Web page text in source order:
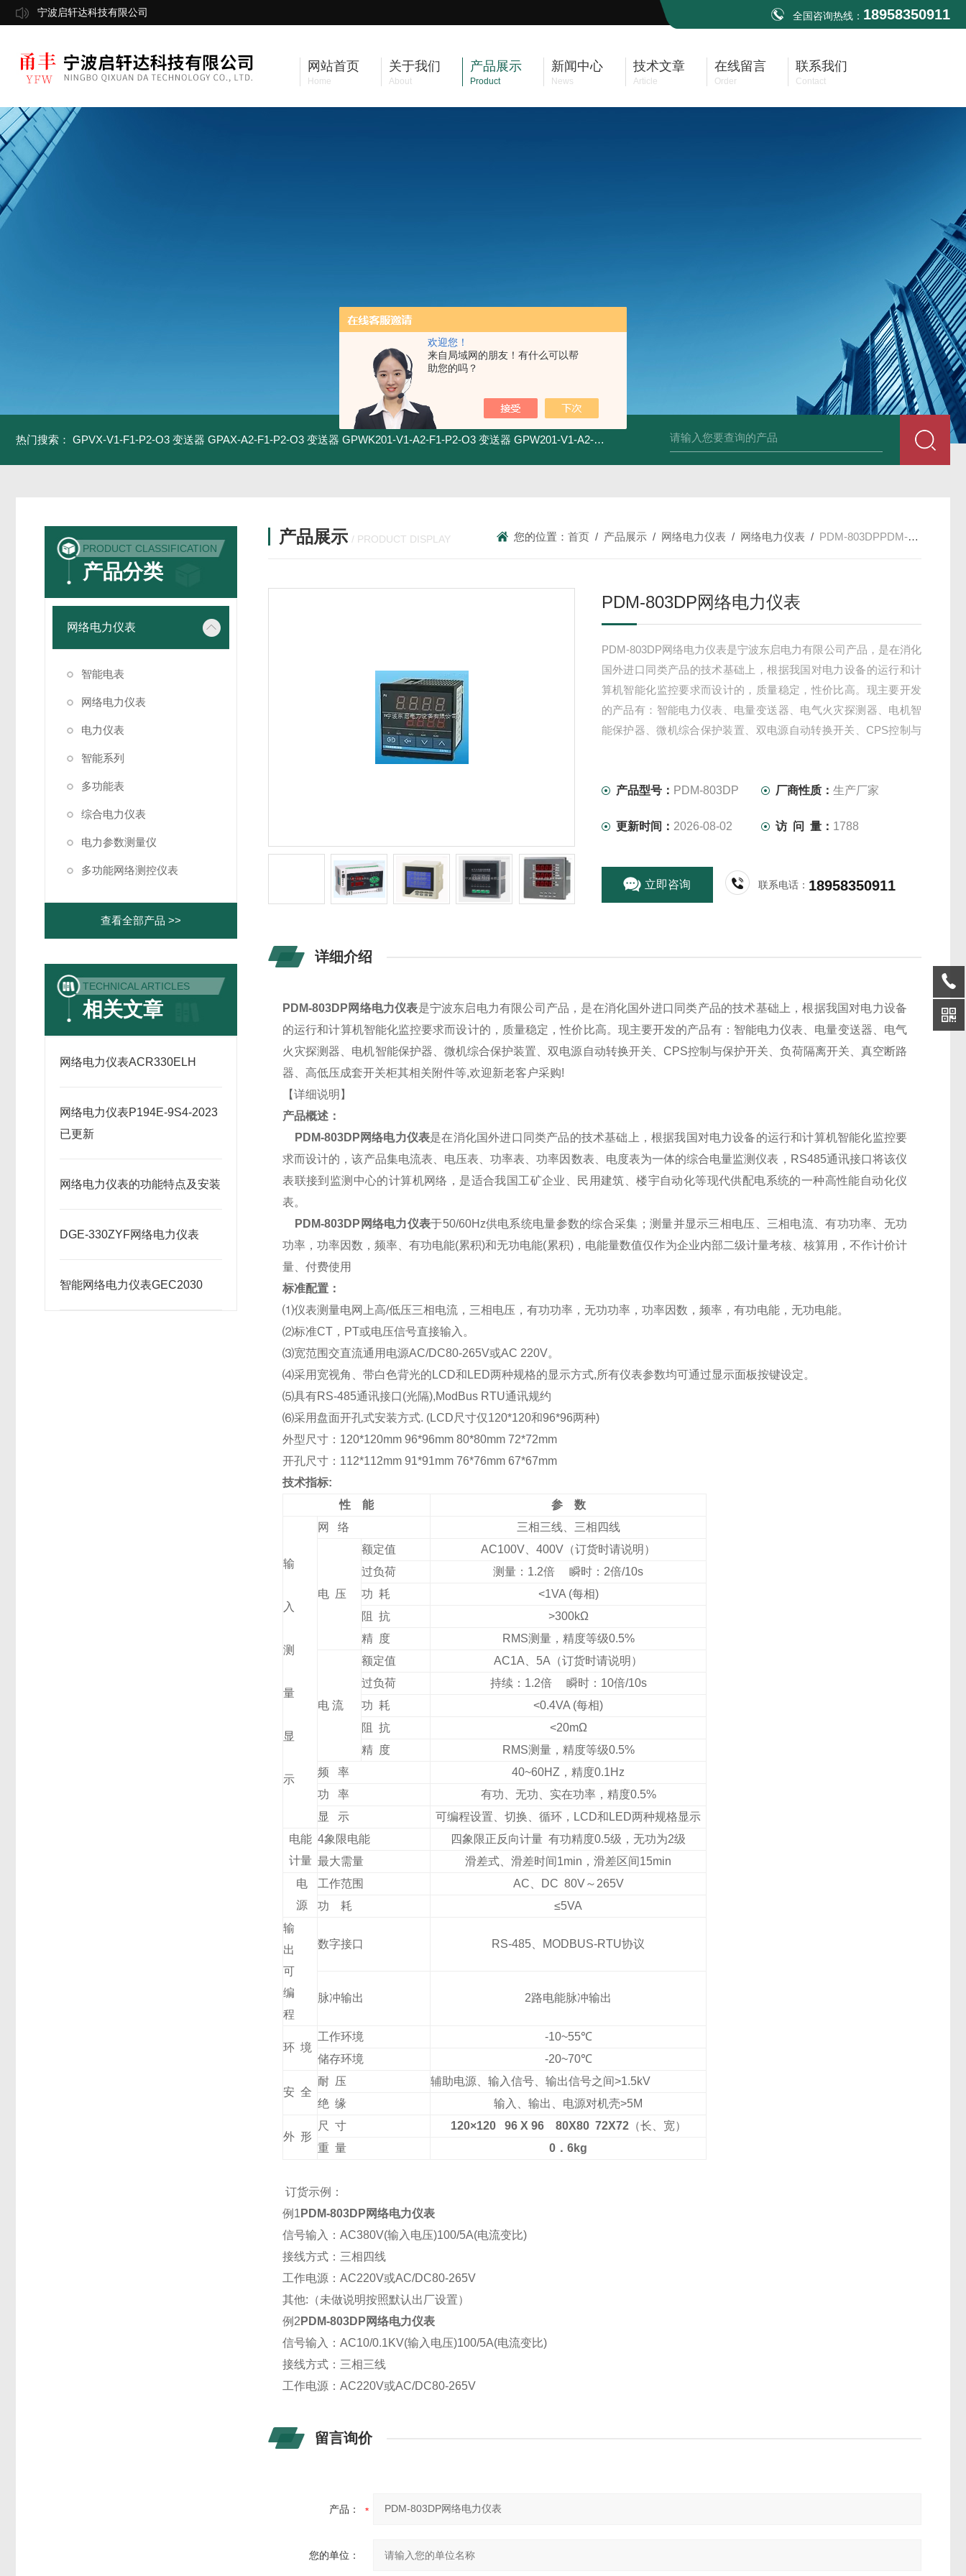
欢迎您！
来自局域网的朋友！有什么可以帮
助您的吗？
宁波启轩达科技有限公司 全国咨询热线： 18958350911
网站首页
Home
关于我们
About
产品展示
Product
新闻中心
News
技术文章
Article
在线留言
Order
联系我们
Contact
热门搜索： GPVX-V1-F1-P2-O3 变送器 GPAX-A2-F1-P2-O3 变送器 GPWK201-V1-A2-F1-P2-O3 变送器 GPW201-V1-A2-F1-P2-O3 变送器 变送器GPV-V1-F1-P2-O3 变送器GPA-A2-F1-P2-O3 变送器
PRODUCT CLASSIFICATION
产品分类
网络电力仪表
智能电表
网络电力仪表
电力仪表
智能系列
多功能表
综合电力仪表
电力参数测量仪
多功能网络测控仪表
查看全部产品 >>
TECHNICAL ARTICLES
相关文章
网络电力仪表ACR330ELH
网络电力仪表P194E-9S4-2023
已更新
网络电力仪表的功能特点及安装
DGE-330ZYF网络电力仪表
智能网络电力仪表GEC2030
产品展示 / PRODUCT DISPLAY 您的位置：首页 / 产品展示 / 网络电力仪表 / 网络电力仪表 / PDM-803DPPDM-803DP网络电力仪表
PDM-803DP网络电力仪表
PDM-803DP网络电力仪表是宁波东启电力有限公司产品，是在消化
国外进口同类产品的技术基础上，根据我国对电力设备的运行和计
算机智能化监控要求而设计的，质量稳定，性价比高。现主要开发
的产品有：智能电力仪表、电量变送器、电气火灾探测器、电机智
能保护器、微机综合保护装置、双电源自动转换开关、CPS控制与
产品型号： PDM-803DP 厂商性质：生产厂家
更新时间： 2026-08-02 访 问 量： 1788
立即咨询 联系电话： 18958350911
详细介绍
PDM-803DP网络电力仪表是宁波东启电力有限公司产品，是在消化国外进口同类产品的技术基础上，根据我国对电力设备
的运行和计算机智能化监控要求而设计的，质量稳定，性价比高。现主要开发的产品有：智能电力仪表、电量变送器、电气
火灾探测器、电机智能保护器、微机综合保护装置、双电源自动转换开关、CPS控制与保护开关、负荷隔离开关、真空断路
器、高低压成套开关柜其相关附件等,欢迎新老客户采购!
【详细说明】
产品概述：
PDM-803DP网络电力仪表是在消化国外进口同类产品的技术基础上，根据我国对电力设备的运行和计算机智能化监控要
求而设计的，该产品集电流表、电压表、功率表、功率因数表、电度表为一体的综合电量监测仪表，RS485通讯接口将该仪
表联接到监测中心的计算机网络，是适合我国工矿企业、民用建筑、楼宇自动化等现代供配电系统的一种高性能自动化仪
表。
PDM-803DP网络电力仪表于50/60Hz供电系统电量参数的综合采集；测量并显示三相电压、三相电流、有功功率、无功
功率，功率因数，频率、有功电能(累积)和无功电能(累积)，电能量数值仅作为企业内部二级计量考核、核算用，不作计价计
量、付费使用
标准配置：
⑴仪表测量电网上高/低压三相电流，三相电压，有功功率，无功功率，功率因数，频率，有功电能，无功电能。
⑵标准CT，PT或电压信号直接输入。
⑶宽范围交直流通用电源AC/DC80-265V或AC 220V。
⑷采用宽视角、带白色背光的LCD和LED两种规格的显示方式,所有仪表参数均可通过显示面板按键设定。
⑸具有RS-485通讯接口(光隔),ModBus RTU通讯规约
⑹采用盘面开孔式安装方式. (LCD尺寸仅120*120和96*96两种)
外型尺寸：120*120mm 96*96mm 80*80mm 72*72mm
开孔尺寸：112*112mm 91*91mm 76*76mm 67*67mm
技术指标:
性 能
参 数
输
入
测
量
显
示
网 络 三相三线、三相四线
电 压
额定值
AC100V、400V（订货时请说明）
过负荷
测量：1.2倍 瞬时：2倍/10s
功 耗
<1VA (每相)
阻 抗
>300kΩ
精 度
RMS测量，精度等级0.5%
电 流
额定值
AC1A、5A（订货时请说明）
过负荷
持续：1.2倍 瞬时：10倍/10s
功 耗
<0.4VA (每相)
阻 抗
<20mΩ
精 度
RMS测量，精度等级0.5%
频 率
40~60HZ，精度0.1Hz
功 率
有功、无功、实在功率，精度0.5%
显 示
可编程设置、切换、循环，LCD和LED两种规格显示
电能
计量
4象限电能
四象限正反向计量 有功精度0.5级，无功为2级
最大需量
滑差式、滑差时间1min，滑差区间15min
电
源
工作范围
AC、DC 80V～265V
功 耗
≤5VA
输
出
可
编
程
数字接口 RS-485、MODBUS-RTU协议
脉冲输出 2路电能脉冲输出
环 境
工作环境 -10~55℃
储存环境
-20~70℃
安 全
耐 压
辅助电源、输入信号、输出信号之间>1.5kV
绝 缘
输入、输出、电源对机壳>5M
外 形
尺 寸 120×120 96 X 96 80X80 72X72（长、宽）
重 量
0．6kg
订货示例：
例1 PDM-803DP网络电力仪表
信号输入：AC380V(输入电压)100/5A(电流变比)
接线方式：三相四线
工作电源：AC220V或AC/DC80-265V
其他:（未做说明按照默认出厂设置）
例2 PDM-803DP网络电力仪表
信号输入：AC10/0.1KV(输入电压)100/5A(电流变比)
接线方式：三相三线
工作电源：AC220V或AC/DC80-265V
留言询价
产品：
您的单位：